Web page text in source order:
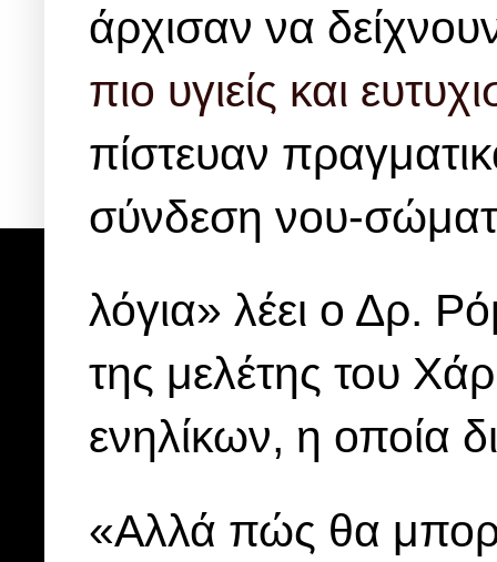
άρχισαν να
πιο υγιείς και
πίστευαν
σύνδεση νου-
λόγια» λέει ο Δρ.
της μελέτης του
ενηλίκων, η οποία
«Αλλά πώς θα